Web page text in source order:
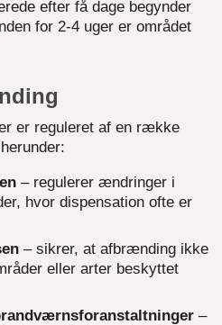
efter få dage begynder
for 2-4 uger er området
er reguleret af en række
– regulerer ændringer i
hvor dispensation ofte er
– sikrer, at afbrænding ikke
eller arter beskyttet
–